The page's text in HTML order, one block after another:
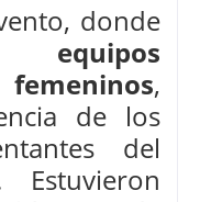
donde
equipos
,
de los
del
Estuvieron